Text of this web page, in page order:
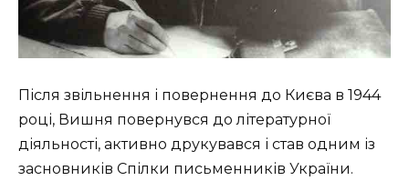
Після звільнення і повернення до Києва в 1944
році, Вишня повернувся до літературної
діяльності, активно друкувався і став одним із
засновників Спілки письменників України.